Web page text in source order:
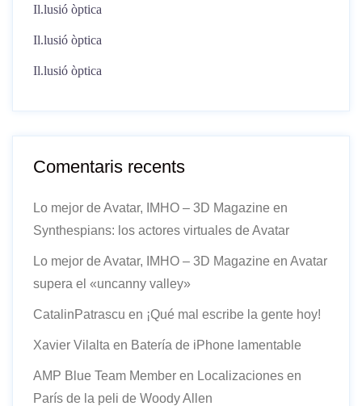
Il.lusió òptica
Il.lusió òptica
Il.lusió òptica
Comentaris recents
Lo mejor de Avatar, IMHO – 3D Magazine en
Synthespians: los actores virtuales de Avatar
Lo mejor de Avatar, IMHO – 3D Magazine en Avatar
supera el «uncanny valley»
CatalinPatrascu en ¡Qué mal escribe la gente hoy!
Xavier Vilalta en Batería de iPhone lamentable
AMP Blue Team Member en Localizaciones en
París de la peli de Woody Allen